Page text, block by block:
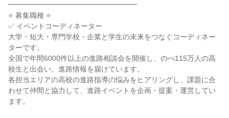
━━━━━━━━━━━━━━━━━━
⭐ 募集職種 ⭐
✅ イベントコーディネーター
大学・短大・専門学校・企業と学生の未来をつなぐコーディネー
ターです。
全国で年間6000件以上の進路相談会を開催し、のべ115万人の高
校生と出会い、進路情報を届けています。
各担当エリアの高校の進路指導の悩みをヒアリングし、課題に合
わせて仲間と協力して、進路イベントを企画・提案・運営してい
ます。